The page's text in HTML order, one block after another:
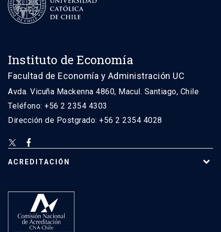
Instituto de Economía
Facultad de Economía y Administración UC
Avda. Vicuña Mackenna 4860, Macul. Santiago, Chile
Teléfono: +56 2 2354 4303
Dirección de Postgrado: +56 2 2354 4028
ACREDITACIÓN